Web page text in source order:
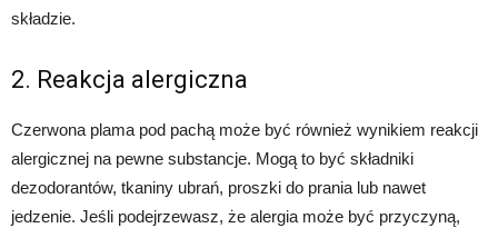
składzie.
2. Reakcja alergiczna
Czerwona plama pod pachą może być również wynikiem reakcji
alergicznej na pewne substancje. Mogą to być składniki
dezodorantów, tkaniny ubrań, proszki do prania lub nawet
jedzenie. Jeśli podejrzewasz, że alergia może być przyczyną,